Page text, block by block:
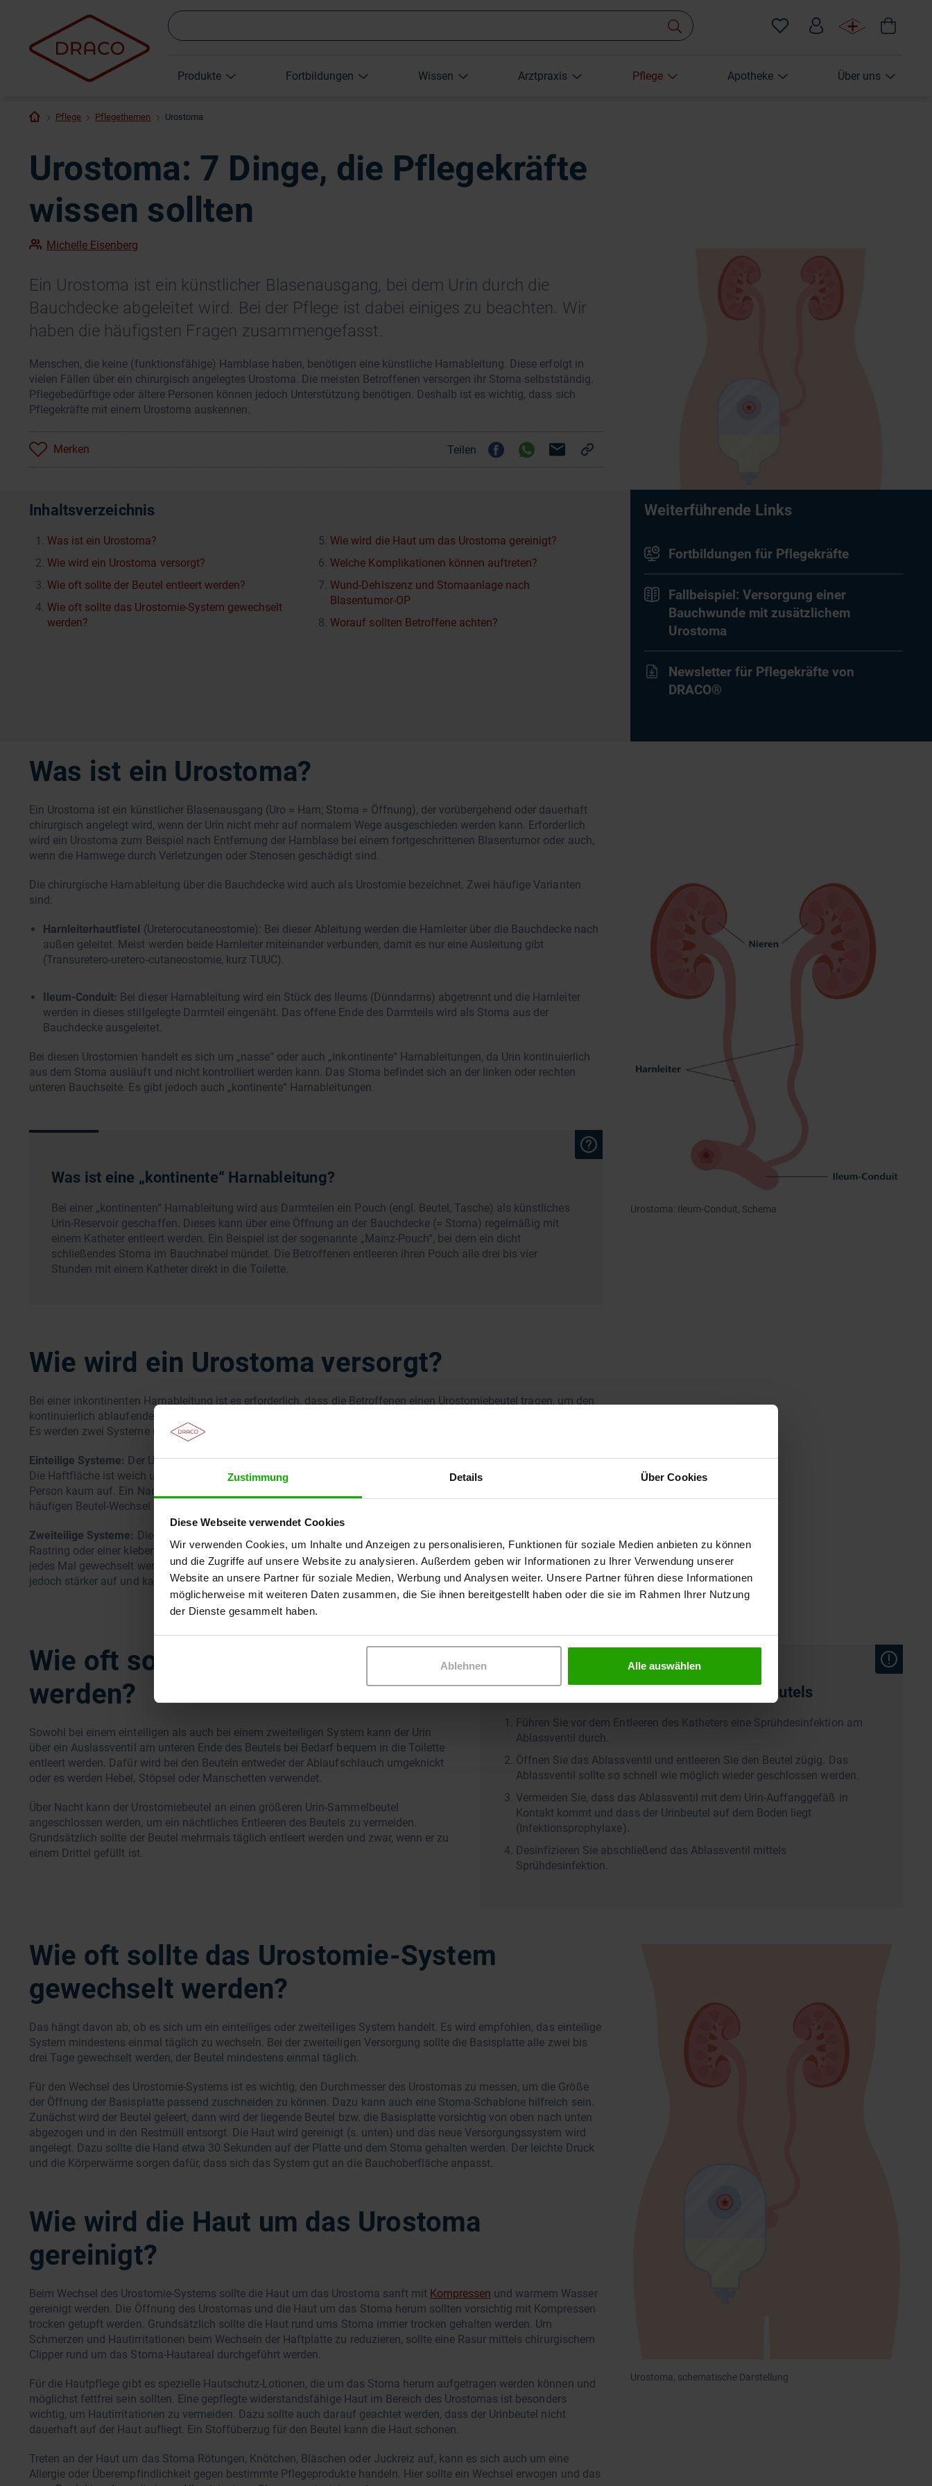
Zustimmung Details Über Cookies
Diese Webseite verwendet Cookies
Wir verwenden Cookies, um Inhalte und Anzeigen zu personalisieren, Funktionen für soziale Medien anbieten zu können
und die Zugriffe auf unsere Website zu analysieren. Außerdem geben wir Informationen zu Ihrer Verwendung unserer
Website an unsere Partner für soziale Medien, Werbung und Analysen weiter. Unsere Partner führen diese Informationen
möglicherweise mit weiteren Daten zusammen, die Sie ihnen bereitgestellt haben oder die sie im Rahmen Ihrer Nutzung
der Dienste gesammelt haben.
Ablehnen Alle auswählen
Produkte Fortbildungen Wissen Arztpraxis Pflege Apotheke Über uns
Pflege Pflegethemen Urostoma
Urostoma: 7 Dinge, die Pflegekräfte
wissen sollten
Michelle Eisenberg
Ein Urostoma ist ein künstlicher Blasenausgang, bei dem Urin durch die
Bauchdecke abgeleitet wird. Bei der Pflege ist dabei einiges zu beachten. Wir
haben die häufigsten Fragen zusammengefasst.
Menschen, die keine (funktionsfähige) Harnblase haben, benötigen eine künstliche Harnableitung. Diese erfolgt in
vielen Fällen über ein chirurgisch angelegtes Urostoma. Die meisten Betroffenen versorgen ihr Stoma selbstständig.
Pflegebedürftige oder ältere Personen können jedoch Unterstützung benötigen. Deshalb ist es wichtig, dass sich
Pflegekräfte mit einem Urostoma auskennen.
Merken Teilen
Inhaltsverzeichnis
Was ist ein Urostoma?
Wie wird ein Urostoma versorgt?
Wie oft sollte der Beutel entleert werden?
Wie oft sollte das Urostomie-System gewechselt
werden?
Wie wird die Haut um das Urostoma gereinigt?
Welche Komplikationen können auftreten?
Wund-Dehiszenz und Stomaanlage nach
Blasentumor-OP
Worauf sollten Betroffene achten?
Weiterführende Links
Fortbildungen für Pflegekräfte
Fallbeispiel: Versorgung einer
Bauchwunde mit zusätzlichem
Urostoma
Newsletter für Pflegekräfte von
DRACO®
Was ist ein Urostoma?
Ein Urostoma ist ein künstlicher Blasenausgang (Uro = Harn; Stoma = Öffnung), der vorübergehend oder dauerhaft
chirurgisch angelegt wird, wenn der Urin nicht mehr auf normalem Wege ausgeschieden werden kann. Erforderlich
wird ein Urostoma zum Beispiel nach Entfernung der Harnblase bei einem fortgeschrittenen Blasentumor oder auch,
wenn die Harnwege durch Verletzungen oder Stenosen geschädigt sind.
Die chirurgische Harnableitung über die Bauchdecke wird auch als Urostomie bezeichnet. Zwei häufige Varianten
sind:
Harnleiterhautfistel (Ureterocutaneostomie): Bei dieser Ableitung werden die Harnleiter über die Bauchdecke nach
außen geleitet. Meist werden beide Harnleiter miteinander verbunden, damit es nur eine Ausleitung gibt
(Transuretero-uretero-cutaneostomie, kurz TUUC).
Ileum-Conduit: Bei dieser Harnableitung wird ein Stück des Ileums (Dünndarms) abgetrennt und die Harnleiter
werden in dieses stillgelegte Darmteil eingenäht. Das offene Ende des Darmteils wird als Stoma aus der
Bauchdecke ausgeleitet.
Bei diesen Urostomien handelt es sich um „nasse“ oder auch „inkontinente“ Harnableitungen, da Urin kontinuierlich
aus dem Stoma ausläuft und nicht kontrolliert werden kann. Das Stoma befindet sich an der linken oder rechten
unteren Bauchseite. Es gibt jedoch auch „kontinente“ Harnableitungen.
Was ist eine „kontinente“ Harnableitung?
Bei einer „kontinenten“ Harnableitung wird aus Darmteilen ein Pouch (engl. Beutel, Tasche) als künstliches
Urin-Reservoir geschaffen. Dieses kann über eine Öffnung an der Bauchdecke (= Stoma) regelmäßig mit
einem Katheter entleert werden. Ein Beispiel ist der sogenannte „Mainz-Pouch“, bei dem ein dicht
schließendes Stoma im Bauchnabel mündet. Die Betroffenen entleeren ihren Pouch alle drei bis vier
Stunden mit einem Katheter direkt in die Toilette.
Urostoma: Ileum-Conduit, Schema
Wie wird ein Urostoma versorgt?
Bei einer inkontinenten Harnableitung ist es erforderlich, dass die Betroffenen einen Urostomiebeutel tragen, um den
kontinuierlich ablaufenden Urin aufzufangen. Diese Beutel bestehen meist aus einer geruchsdichten Kunststofffolie.
Es werden zwei Systeme unterschieden:
Einteilige Systeme: Der Urinbeutel ist fest mit der Haftfläche (Basisplatte), die auf die Haut geklebt wird, verbunden.
Die Haftfläche ist weich und anschmiegsam. Das System ist sehr flach und fällt unter der Kleidung der betroffenen
Person kaum auf. Ein Nachteil ist, dass die Beutel häufig, in der Regel täglich, gewechselt werden müssen. Durch den
häufigen Beutel-Wechsel kann die Haut um das Stoma herum irritiert werden.
Zweiteilige Systeme: Die
Rastring oder einer klebenden Verbindung verbunden. Ein wichtiger Vorteil ist, dass der Beutel auch ohne Basisplatte
jedes Mal gewechselt werden kann. Das schont die Haut um das Stoma herum. Der Rastring trägt bei diesem System
jedoch stärker auf und kann sich bei eng anliegender Kleidung abzeichnen.
Wie oft sollte der Beutel entleert
werden?
Sowohl bei einem einteiligen als auch bei einem zweiteiligen System kann der Urin
über ein Auslassventil am unteren Ende des Beutels bei Bedarf bequem in die Toilette
entleert werden. Dafür wird bei den Beuteln entweder der Ablaufschlauch umgeknickt
oder es werden Hebel, Stöpsel oder Manschetten verwendet.
Über Nacht kann der Urostomiebeutel an einen größeren Urin-Sammelbeutel
angeschlossen werden, um ein nächtliches Entleeren des Beutels zu vermeiden.
Grundsätzlich sollte der Beutel mehrmals täglich entleert werden und zwar, wenn er zu
einem Drittel gefüllt ist.
Hygienehinweise beim Entleeren des Beutels
Führen Sie vor dem Entleeren des Katheters eine Sprühdesinfektion am
Ablassventil durch.
Öffnen Sie das Ablassventil und entleeren Sie den Beutel zügig. Das
Ablassventil sollte so schnell wie möglich wieder geschlossen werden.
Vermeiden Sie, dass das Ablassventil mit dem Urin-Auffanggefäß in
Kontakt kommt und dass der Urinbeutel auf dem Boden liegt
(Infektionsprophylaxe).
Desinfizieren Sie abschließend das Ablassventil mittels
Sprühdesinfektion.
Wie oft sollte das Urostomie-System
gewechselt werden?
Das hängt davon ab, ob es sich um ein einteiliges oder zweiteiliges System handelt. Es wird empfohlen, das einteilige
System mindestens einmal täglich zu wechseln. Bei der zweiteiligen Versorgung sollte die Basisplatte alle zwei bis
drei Tage gewechselt werden, der Beutel mindestens einmal täglich.
Für den Wechsel des Urostomie-Systems ist es wichtig, den Durchmesser des Urostomas zu messen, um die Größe
der Öffnung der Basisplatte passend zuschneiden zu können. Dazu kann auch eine Stoma-Schablone hilfreich sein.
Zunächst wird der Beutel geleert, dann wird der liegende Beutel bzw. die Basisplatte vorsichtig von oben nach unten
abgezogen und in den Restmüll entsorgt. Die Haut wird gereinigt (s. unten) und das neue Versorgungssystem wird
angelegt. Dazu sollte die Hand etwa 30 Sekunden auf der Platte und dem Stoma gehalten werden. Der leichte Druck
und die Körperwärme sorgen dafür, dass sich das System gut an die Bauchoberfläche anpasst.
Wie wird die Haut um das Urostoma
gereinigt?
Beim Wechsel des Urostomie-Systems sollte die Haut um das Urostoma sanft mit Kompressen und warmem Wasser
gereinigt werden. Die Öffnung des Urostomas und die Haut um das Stoma herum sollten vorsichtig mit Kompressen
trocken getupft werden. Grundsätzlich sollte die Haut rund ums Stoma immer trocken gehalten werden. Um
Schmerzen und Hautirritationen beim Wechseln der Haftplatte zu reduzieren, sollte eine Rasur mittels chirurgischem
Clipper rund um das Stoma-Hautareal durchgeführt werden.
Für die Hautpflege gibt es spezielle Hautschutz-Lotionen, die um das Stoma herum aufgetragen werden können und
möglichst fettfrei sein sollten. Eine gepflegte widerstandsfähige Haut im Bereich des Urostomas ist besonders
wichtig, um Hautirritationen zu vermeiden. Dazu sollte auch darauf geachtet werden, dass der Urinbeutel nicht
dauerhaft auf der Haut aufliegt. Ein Stoffüberzug für den Beutel kann die Haut schonen.
Treten an der Haut um das Stoma Rötungen, Knötchen, Bläschen oder Juckreiz auf, kann es sich auch um eine
Allergie oder Überempfindlichkeit gegen bestimmte Pflegeprodukte handeln. Hier sollte ein Wechsel erwogen und das
Urostoma, schematische Darstellung
Wonach
Sie?